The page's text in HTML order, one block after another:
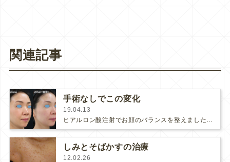
関連記事
手術なしでこの変化
19.04.13
ヒアルロン酸注射でお顔のバランスを整えました。たるみをリフトアップさせて、おでこ・鼻・顎の形成をしました。フェイスラインがすっき…
しみとそばかすの治療
12.02.26